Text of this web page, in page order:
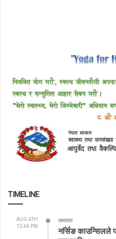
TIMELINE
AUG 6TH
12:44 PM
समाचार
नर्सिङ काउन्सिलले